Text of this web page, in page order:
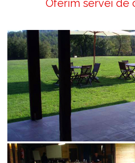
Oferim servei de